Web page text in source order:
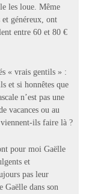
les loue. Même
généreux, ont
entre 60 et 80 €
« vrais gentils » :
et si honnêtes que
n’est pas une
vacances ou au
ils faire là ?
pour moi Gaëlle
et
pas leur
Gaëlle dans son